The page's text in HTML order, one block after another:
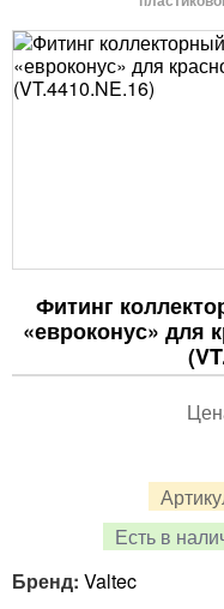
Фитинг
«евроконус» для
Есть в
Бренд: Valtec